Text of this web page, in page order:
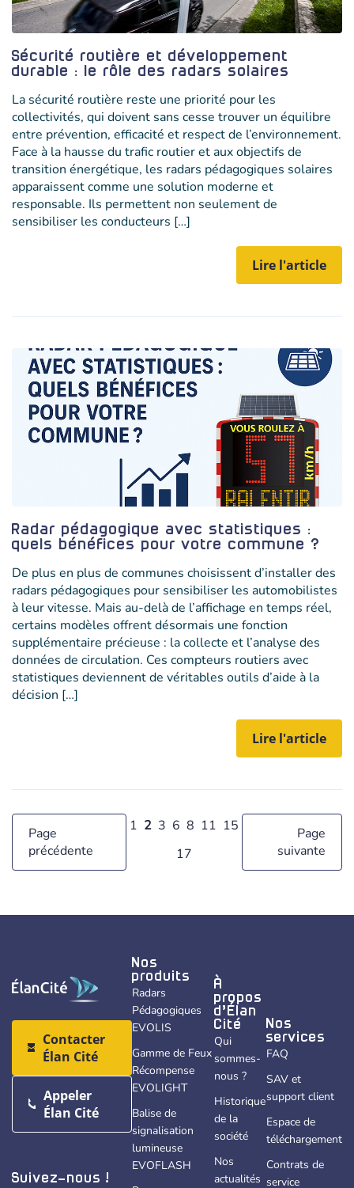
Sécurité routière et développement
durable : le rôle des radars solaires
La sécurité routière reste une priorité pour les
collectivités, qui doivent sans cesse trouver un équilibre
entre prévention, efficacité et respect de l’environnement.
Face à la hausse du trafic routier et aux objectifs de
transition énergétique, les radars pédagogiques solaires
apparaissent comme une solution moderne et
responsable. Ils permettent non seulement de
sensibiliser les conducteurs […]
Lire l'article
Radar pédagogique avec statistiques :
quels bénéfices pour votre commune ?
De plus en plus de communes choisissent d’installer des
radars pédagogiques pour sensibiliser les automobilistes
à leur vitesse. Mais au-delà de l’affichage en temps réel,
certains modèles offrent désormais une fonction
supplémentaire précieuse : la collecte et l’analyse des
données de circulation. Ces compteurs routiers avec
statistiques deviennent de véritables outils d’aide à la
décision […]
Lire l'article
Page
précédente
1 2 3 6 8 11 15
17
Page
suivante
Contacter
Élan Cité
Appeler
Élan Cité
Suivez-nous !
Nos
produits
Radars
Pédagogiques
EVOLIS
Gamme de Feux
Récompense
EVOLIGHT
Balise de
signalisation
lumineuse
EVOFLASH
À
propos
d’Élan
Cité
Qui
sommes-
nous ?
Historique
de la
société
Nos
actualités
Nos
services
FAQ
SAV et
support client
Espace de
téléchargement
Contrats de
service